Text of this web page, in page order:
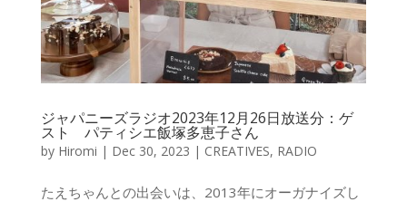
ジャパニーズラジオ2023年12月26日放送分：ゲ
スト パティシエ飯塚多恵子さん
by Hiromi | Dec 30, 2023 | CREATIVES, RADIO
たえちゃんとの出会いは、2013年にオーガナイズし